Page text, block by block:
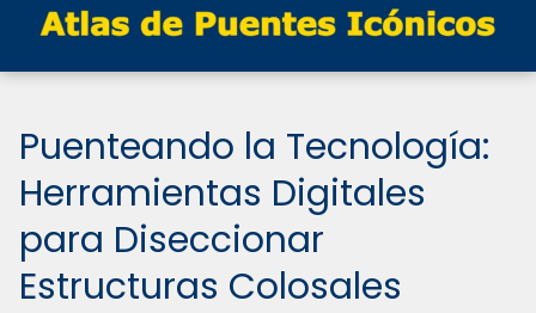
Puenteando la Tecnología:
Herramientas Digitales
para Diseccionar
Estructuras Colosales